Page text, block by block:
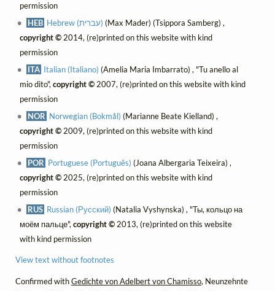
permission
HEB
Hebrew (עברית) (Max Mader) (Tsippora Samberg) ,
copyright ©2014, (re)printed on this website with kind
permission
ITA Italian (Italiano) (Amelia Maria Imbarrato) , "Tu anello al
mio dito",copyright ©2007, (re)printed on this website with kind
permission
NOR Norwegian (Bokmål) (Marianne Beate Kielland) ,
copyright ©2009, (re)printed on this website with kind
permission
POR Portuguese (Português) (Joana Albergaria Teixeira) ,
copyright ©2025, (re)printed on this website with kind
permission
RUS Russian (Русский) (Natalia Vyshynska) , "Ты, кольцо на
моём пальце",copyright ©2013, (re)printed on this website
with kind permission
View text without footnotes
Confirmed withGedichte von Adelbert von Chamisso, Neunzehnte